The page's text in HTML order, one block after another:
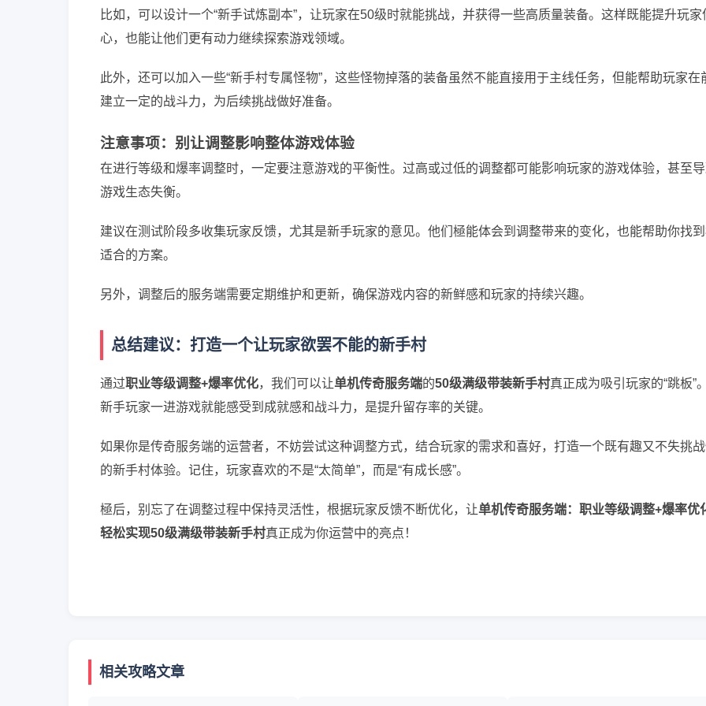
比如，可以设计一个“新手试炼副本”，让玩家在50级时就能挑战，并获得一些高质量装备。这样既能提升玩家
心，也能让他们更有动力继续探索游戏领域。
此外，还可以加入一些“新手村专属怪物”，这些怪物掉落的装备虽然不能直接用于主线任务，但能帮助玩家在
建立一定的战斗力，为后续挑战做好准备。
注意事项：别让调整影响整体游戏体验
在进行等级和爆率调整时，一定要注意游戏的平衡性。过高或过低的调整都可能影响玩家的游戏体验，甚至
游戏生态失衡。
建议在测试阶段多收集玩家反馈，尤其是新手玩家的意见。他们極能体会到调整带来的变化，也能帮助你找
适合的方案。
另外，调整后的服务端需要定期维护和更新，确保游戏内容的新鲜感和玩家的持续兴趣。
总结建议：打造一个让玩家欲罢不能的新手村
通过职业等级调整+爆率优化，我们可以让单机传奇服务端的50级满级带装新手村真正成为吸引玩家的“跳板”
新手玩家一进游戏就能感受到成就感和战斗力，是提升留存率的关键。
如果你是传奇服务端的运营者，不妨尝试这种调整方式，结合玩家的需求和喜好，打造一个既有趣又不失挑
的新手村体验。记住，玩家喜欢的不是“太简单”，而是“有成长感”。
極后，别忘了在调整过程中保持灵活性，根据玩家反馈不断优化，让单机传奇服务端：职业等级调整+爆率优
轻松实现50级满级带装新手村真正成为你运营中的亮点！
相关攻略文章